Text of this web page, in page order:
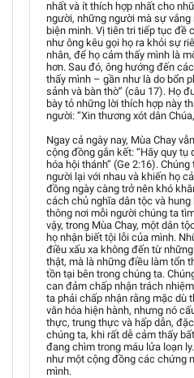
nhất và ít thích hợp nhất cho
người, những người mà sự
biện minh. Vị tiên tri tiếp tục đề
như ông kêu gọi họ ra khỏi sự
nhân, để họ cảm thấy mình là
hơn. Sau đó, ông hướng đến
thấy mình – gần như là do bổn
sảnh và bàn thờ” (câu 17). Họ
bày tỏ những lời thích hợp này
người: “Xin thương xót dân
Ngay cả ngày nay, Mùa Chay
cộng đồng gắn kết: “Hãy quy tụ
hóa hội thánh” (Ge 2:16).
người lại với nhau và khiến họ
đồng ngày càng trở nên khó
cách chủ nghĩa dân tộc và
thông nơi mỗi người chúng ta
vậy, trong Mùa Chay, một dân
họ nhận biết tội lỗi của mình.
điều xấu xa không đến từ
thật, mà là những điều làm tổn
tồn tại bên trong chúng ta.
can đảm chấp nhận trách
ta phải chấp nhận rằng mặc dù
văn hóa hiện hành, nhưng nó
thực, trung thực và hấp dẫn,
chúng ta, khi rất dễ cảm thấy
đang chìm trong máu lửa loạn
như một cộng đồng các chứng
mình.